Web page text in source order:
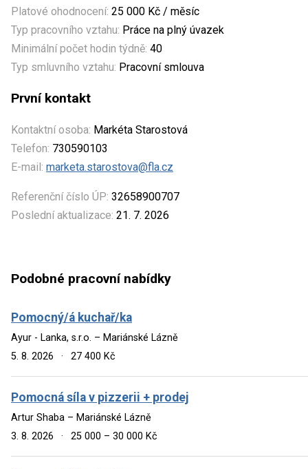
Platové ohodnocení: 25 000 Kč / měsíc
Typ pracovního vztahu: Práce na plný úvazek
Minimální počet hodin týdně: 40
Typ smluvního vztahu: Pracovní smlouva
První kontakt
Kontaktní osoba: Markéta Starostová
Telefon: 730590103
E-mail: marketa.starostova@fla.cz
Referenční číslo ÚP: 32658900707
Poslední aktualizace: 21. 7. 2026
Podobné pracovní nabídky
Pomocný/á kuchař/ka
Ayur - Lanka, s.r.o. – Mariánské Lázně
5. 8. 2026
· 27 400 Kč
Pomocná síla v pizzerii + prodej
Artur Shaba – Mariánské Lázně
3. 8. 2026
· 25 000 – 30 000 Kč